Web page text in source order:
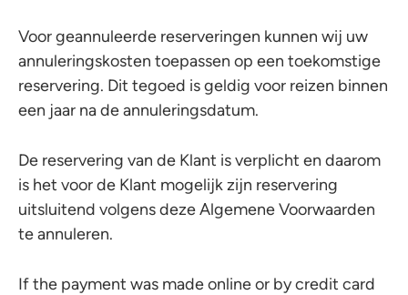
Voor geannuleerde reserveringen kunnen wij uw
annuleringskosten toepassen op een toekomstige
reservering. Dit tegoed is geldig voor reizen binnen
een jaar na de annuleringsdatum.
De reservering van de Klant is verplicht en daarom
is het voor de Klant mogelijk zijn reservering
uitsluitend volgens deze Algemene Voorwaarden
te annuleren.
If the payment was made online or by credit card